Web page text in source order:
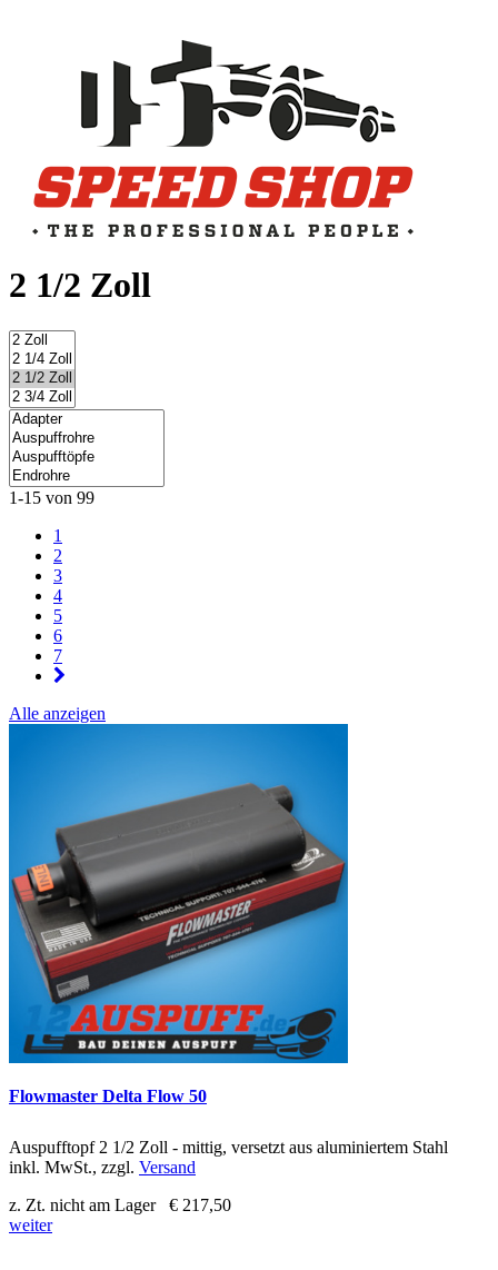
2 1/2 Zoll
1-15 von 99
1
2
3
4
5
6
7
Alle anzeigen
Flowmaster Delta Flow 50
Auspufftopf 2 1/2 Zoll - mittig, versetzt aus aluminiertem Stahl
inkl. MwSt., zzgl. Versand
z. Zt. nicht am Lager
€ 217,50
weiter